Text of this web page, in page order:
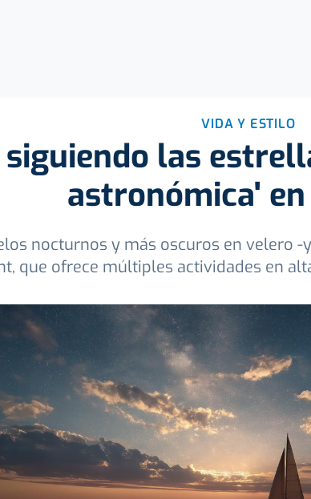
VIDA Y ESTILO
las
astronómica'
nocturnos y más oscuros en velero -
que ofrece múltiples actividades en